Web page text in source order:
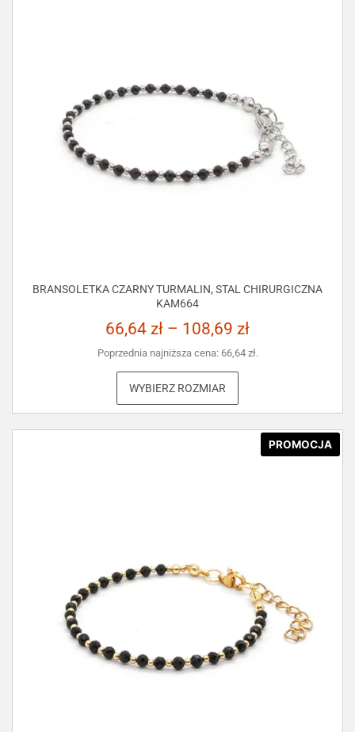
BRANSOLETKA CZARNY TURMALIN, STAL CHIRURGICZNA
KAM664
66,64 zł – 108,69 zł
Poprzednia najniższa cena: 66,64 zł.
WYBIERZ ROZMIAR
PROMOCJA